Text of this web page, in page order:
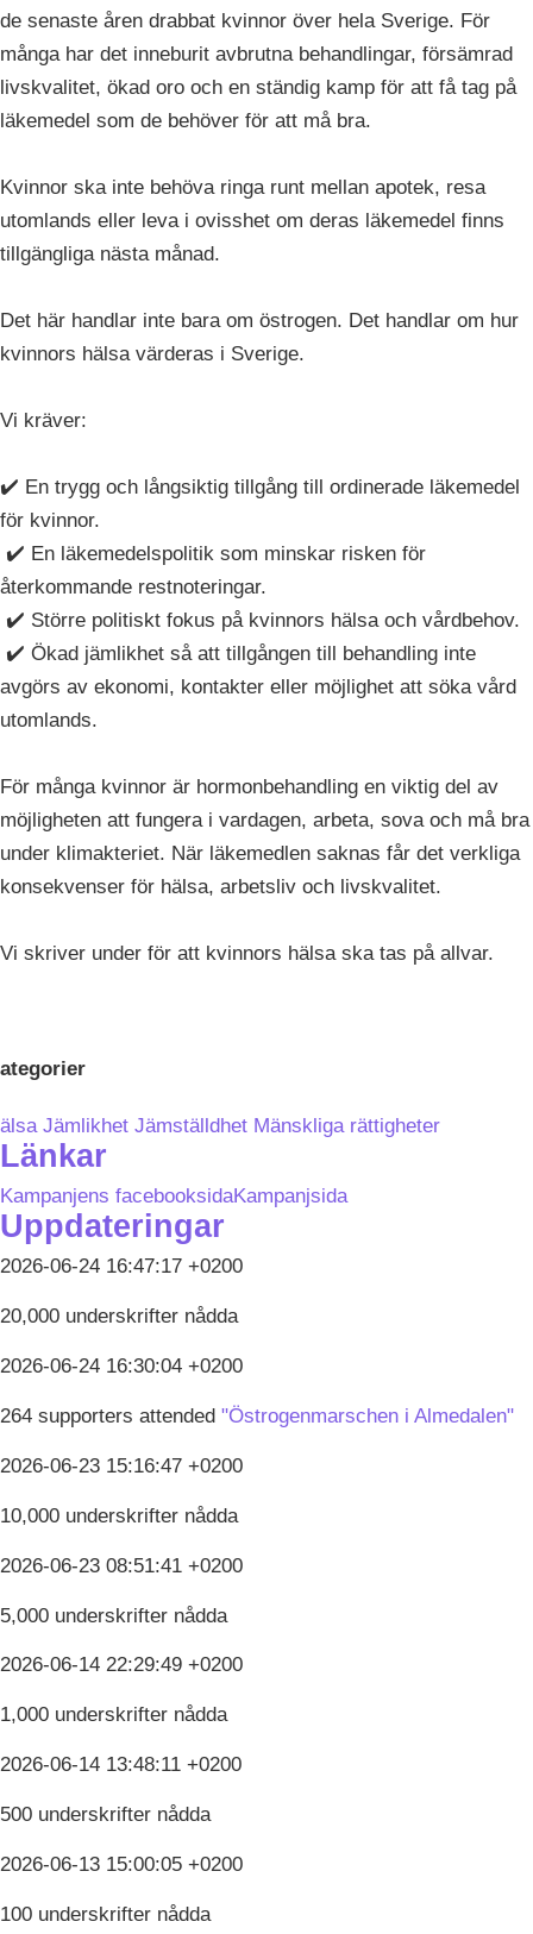
de senaste åren drabbat kvinnor över hela Sverige. För
många har det inneburit avbrutna behandlingar, försämrad
livskvalitet, ökad oro och en ständig kamp för att få tag på
läkemedel som de behöver för att må bra.
Kvinnor ska inte behöva ringa runt mellan apotek, resa
utomlands eller leva i ovisshet om deras läkemedel finns
tillgängliga nästa månad.
Det här handlar inte bara om östrogen. Det handlar om hur
kvinnors hälsa värderas i Sverige.
Vi kräver:
✔️ En trygg och långsiktig tillgång till ordinerade läkemedel
för kvinnor.
✔️ En läkemedelspolitik som minskar risken för
återkommande restnoteringar.
✔️ Större politiskt fokus på kvinnors hälsa och vårdbehov.
✔️ Ökad jämlikhet så att tillgången till behandling inte
avgörs av ekonomi, kontakter eller möjlighet att söka vård
utomlands.
För många kvinnor är hormonbehandling en viktig del av
möjligheten att fungera i vardagen, arbeta, sova och må bra
under klimakteriet. När läkemedlen saknas får det verkliga
konsekvenser för hälsa, arbetsliv och livskvalitet.
Vi skriver under för att kvinnors hälsa ska tas på allvar.
Jämlikhet Jämställdhet Mänskliga rättigheter
Länkar
Kampanjens facebooksidaKampanjsida
Uppdateringar
2026-06-24 16:47:17 +0200
20,000 underskrifter nådda
2026-06-24 16:30:04 +0200
264 supporters attended "Östrogenmarschen i Almedalen"
2026-06-23 15:16:47 +0200
10,000 underskrifter nådda
2026-06-23 08:51:41 +0200
5,000 underskrifter nådda
2026-06-14 22:29:49 +0200
1,000 underskrifter nådda
2026-06-14 13:48:11 +0200
500 underskrifter nådda
2026-06-13 15:00:05 +0200
100 underskrifter nådda